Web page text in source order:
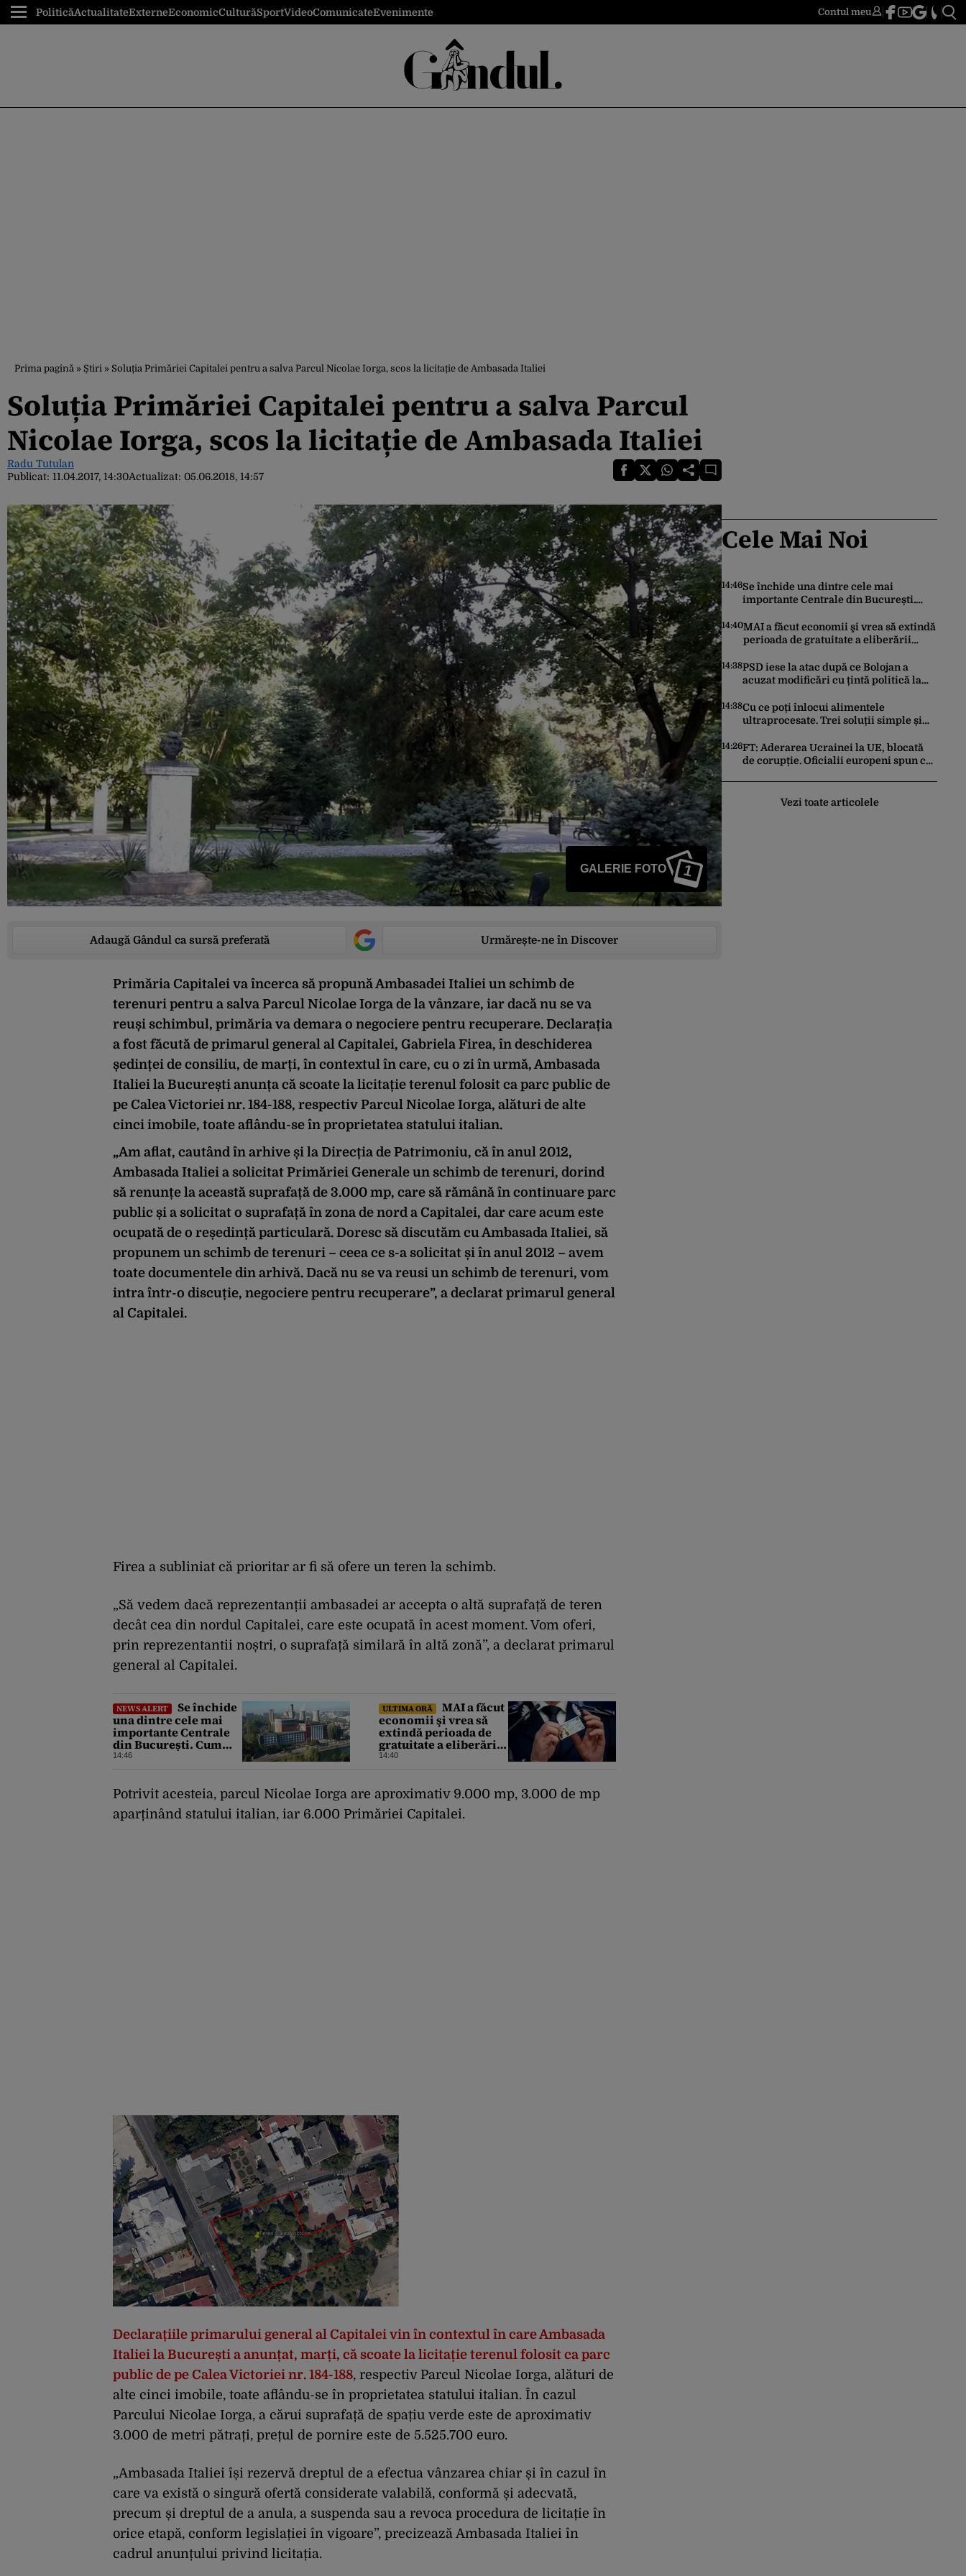
PoliticăActualitateExterneEconomicCulturăSportVideoComunicateEvenimente Contul meu
Prima pagină » Știri » Soluția Primăriei Capitalei pentru a salva Parcul Nicolae Iorga, scos la licitație de Ambasada Italiei
Soluția Primăriei Capitalei pentru a salva Parcul
Nicolae Iorga, scos la licitație de Ambasada Italiei
Radu Tutulan
Publicat: 11.04.2017, 14:30Actualizat: 05.06.2018, 14:57
GALERIE FOTO 1
Adaugă Gândul ca sursă preferată Urmărește-ne în Discover
Primăria Capitalei va încerca să propună Ambasadei Italiei un schimb de
terenuri pentru a salva Parcul Nicolae Iorga de la vânzare, iar dacă nu se va
reuși schimbul, primăria va demara o negociere pentru recuperare. Declarația
a fost făcută de primarul general al Capitalei, Gabriela Firea, în deschiderea
ședinței de consiliu, de marți, în contextul în care, cu o zi în urmă, Ambasada
Italiei la București anunța că scoate la licitație terenul folosit ca parc public de
pe Calea Victoriei nr. 184-188, respectiv Parcul Nicolae Iorga, alături de alte
cinci imobile, toate aflându-se în proprietatea statului italian.
„Am aflat, cautând în arhive și la Direcția de Patrimoniu, că în anul 2012,
Ambasada Italiei a solicitat Primăriei Generale un schimb de terenuri, dorind
să renunțe la această suprafață de 3.000 mp, care să rămână în continuare parc
public și a solicitat o suprafață în zona de nord a Capitalei, dar care acum este
ocupată de o reședință particulară. Doresc să discutăm cu Ambasada Italiei, să
propunem un schimb de terenuri – ceea ce s-a solicitat și în anul 2012 – avem
toate documentele din arhivă. Dacă nu se va reusi un schimb de terenuri, vom
intra într-o discuție, negociere pentru recuperare”, a declarat primarul general
al Capitalei.
Firea a subliniat că prioritar ar fi să ofere un teren la schimb.
„Să vedem dacă reprezentanții ambasadei ar accepta o altă suprafață de teren
decât cea din nordul Capitalei, care este ocupată în acest moment. Vom oferi,
prin reprezentantii noștri, o suprafață similară în altă zonă”, a declarat primarul
general al Capitalei.
NEWS ALERT
Se închide
una dintre cele mai
importante Centrale
din București. Cum
explică ELCEN oprirea
14:46
ULTIMA ORĂ
MAI a făcut
economii şi vrea să
extindă perioada de
gratuitate a eliberării
cărţilor electronice de
14:40
Potrivit acesteia, parcul Nicolae Iorga are aproximativ 9.000 mp, 3.000 de mp
aparținând statului italian, iar 6.000 Primăriei Capitalei.
Declarațiile primarului general al Capitalei vin în contextul în care Ambasada
Italiei la București a anunțat, marți, că scoate la licitație terenul folosit ca parc
public de pe Calea Victoriei nr. 184-188, respectiv Parcul Nicolae Iorga, alături de
alte cinci imobile, toate aflându-se în proprietatea statului italian. În cazul
Parcului Nicolae Iorga, a cărui suprafață de spațiu verde este de aproximativ
3.000 de metri pătrați, prețul de pornire este de 5.525.700 euro.
„Ambasada Italiei își rezervă dreptul de a efectua vânzarea chiar și în cazul în
care va există o singură ofertă considerate valabilă, conformă și adecvată,
precum și dreptul de a anula, a suspenda sau a revoca procedura de licitație în
orice etapă, conform legislației în vigoare”, precizează Ambasada Italiei în
cadrul anunțului privind licitația.
Cele Mai Noi
14:46Se închide una dintre cele mai
importante Centrale din București.
la CET Grozăvești
14:40MAI a făcut economii şi vrea să extindă
perioada de gratuitate a eliberării
14:38PSD iese la atac după ce Bolojan a
acuzat modificări cu țintă politică la
care încearcă să acopere culpa PNL-
USR
14:38Cu ce poți înlocui alimentele
ultraprocesate. Trei soluții simple și
14:26FT: Aderarea Ucrainei la UE, blocată
de corupție. Oficialii europeni spun că
Vezi toate articolele